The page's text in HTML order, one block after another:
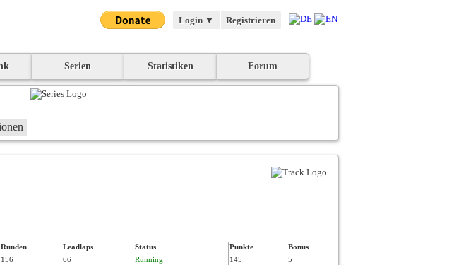
Login ▼ Registrieren
Serien Statistiken Forum
Runden Leadlaps Status Punkte
Bonus
156 66 Running 145
5